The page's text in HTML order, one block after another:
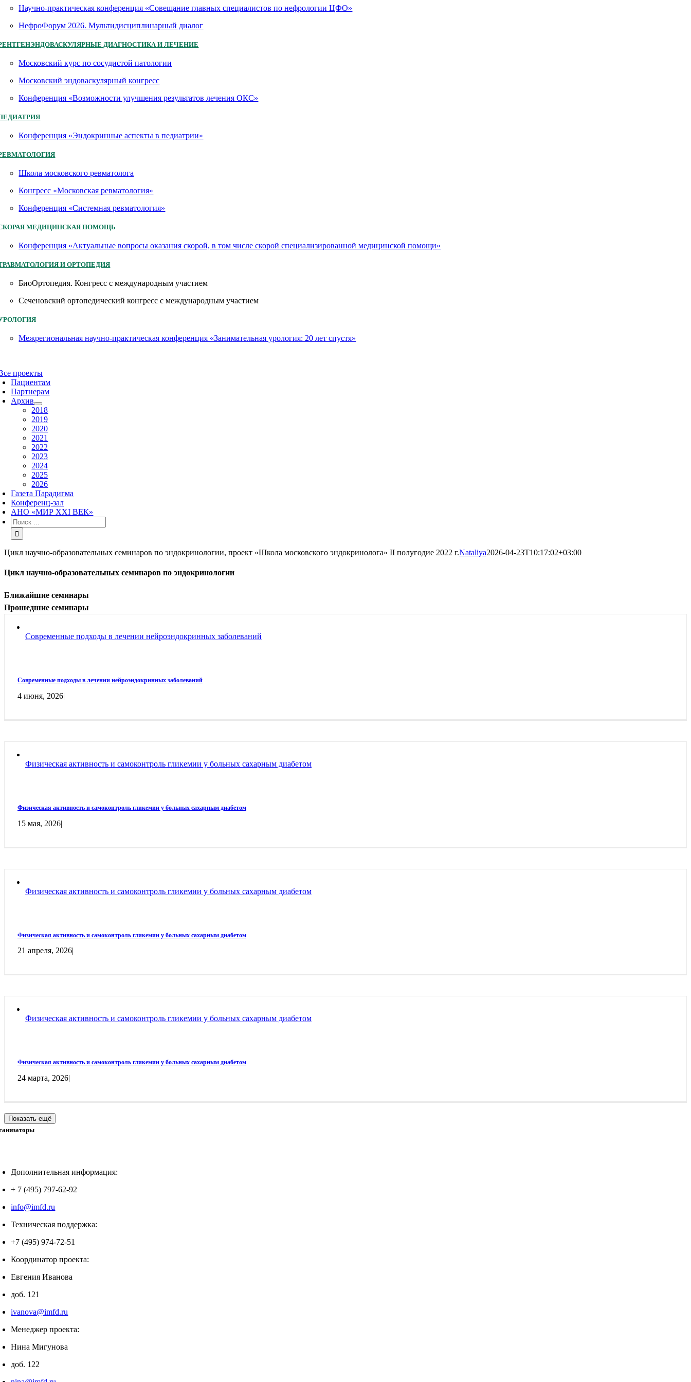
Научно-практическая конференция «Совещание главных специалистов по нефрологии ЦФО»
НефроФорум 2026. Мультидисциплинарный диалог
ДИАГНОСТИКА И ЛЕЧЕНИЕ
Московский курс по сосудистой патологии
Московский эндоваскулярный конгресс
Конференция «Возможности улучшения результатов лечения ОКС»
Конференция «Эндокринные аспекты в педиатрии»
Школа московского ревматолога
Конгресс «Московская ревматология»
Конференция «Системная ревматология»
МЕДИЦИНСКАЯ ПОМОЩЬ
Конференция «Актуальные вопросы оказания скорой, в том числе скорой специализированной медицинской помощи»
И ОРТОПЕДИЯ
БиоОртопедия. Конгресс с международным участием
Сеченовский ортопедический конгресс с международным участием
Межрегиональная научно-практическая конференция «Занимательная урология: 20 лет спустя»
проекты
Пациентам
Партнерам
Архив
2018
2019
2020
2021
2022
2023
2024
2025
2026
Газета Парадигма
Конференц-зал
АНО «МИР XXI ВЕК»
Результат
поиска:
Цикл научно-образовательных семинаров по эндокринологии, проект «Школа московского эндокринолога» II полугодие 2022 г.Nataliya2026-04-23T10:17:02+03:00
Цикл научно-образовательных семинаров по эндокринологии
Ближайшие семинары
Прошедшие семинары
Современные подходы в лечении нейроэндокринных заболеваний
Современные подходы в лечении нейроэндокринных заболеваний
4 июня, 2026|
Физическая активность и самоконтроль гликемии у больных сахарным диабетом
Физическая активность и самоконтроль гликемии у больных сахарным диабетом
15 мая, 2026|
Физическая активность и самоконтроль гликемии у больных сахарным диабетом
Физическая активность и самоконтроль гликемии у больных сахарным диабетом
21 апреля, 2026|
Физическая активность и самоконтроль гликемии у больных сахарным диабетом
Физическая активность и самоконтроль гликемии у больных сахарным диабетом
24 марта, 2026|
Показать ещё
Дополнительная информация:
+ 7 (495) 797-62-92
info@imfd.ru
Техническая поддержка:
+7 (495) 974-72-51
Координатор проекта:
Евгения Иванова
доб. 121
ivanova@imfd.ru
Менеджер проекта:
Нина Мигунова
доб. 122